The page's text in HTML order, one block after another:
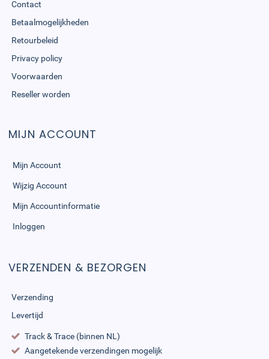
Contact
Betaalmogelijkheden
Retourbeleid
Privacy policy
Voorwaarden
Reseller worden
MIJN ACCOUNT
Mijn Account
Wijzig Account
Mijn Accountinformatie
Inloggen
VERZENDEN & BEZORGEN
Verzending
Levertijd
Track & Trace (binnen NL)
Aangetekende verzendingen mogelijk